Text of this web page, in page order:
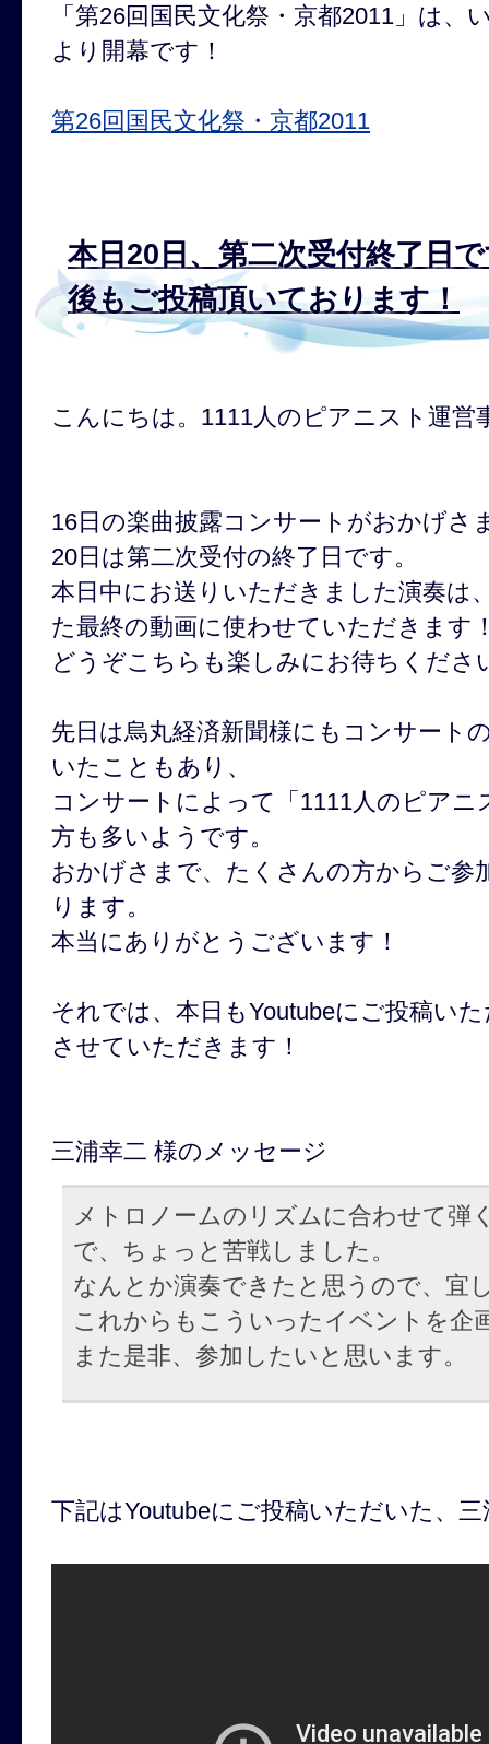
「第26回国民文化祭・京都2011」は、
より開幕です！
第26回国民文化祭・京都2011
本日20日、第二次受付終了日
後もご投稿頂いております！
こんにちは。1111人のピアニスト運営
16日の楽曲披露コンサートがおかげさ
20日は第二次受付の終了日です。
本日中にお送りいただきました演奏は
た最終の動画に使わせていただきます
どうぞこちらも楽しみにお待ちくださ
先日は烏丸経済新聞様にもコンサート
いたこともあり、
コンサートによって「1111人のピア
方も多いようです。
おかげさまで、たくさんの方からご参
ります。
本当にありがとうございます！
それでは、本日もYoutubeにご投稿い
させていただきます！
三浦幸二 様のメッセージ
メトロノームのリズムに合わせて弾
で、ちょっと苦戦しました。
なんとか演奏できたと思うので、宜
これからもこういったイベントを企
また是非、参加したいと思います。
下記はYoutubeにご投稿いただいた、